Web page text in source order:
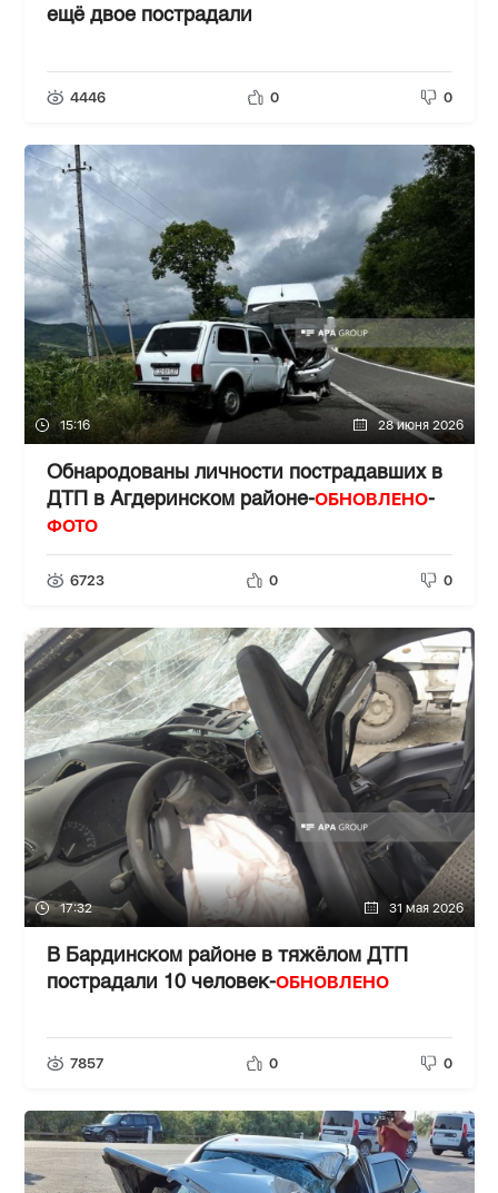
ещё двое пострадали
4446 0 0
15:16 28 июня 2026
Обнародованы личности пострадавших в
ДТП в Агдеринском районе-ОБНОВЛЕНО-
ФОТО
6723 0 0
17:32 31 мая 2026
В Бардинском районе в тяжёлом ДТП
пострадали 10 человек-ОБНОВЛЕНО
7857 0 0